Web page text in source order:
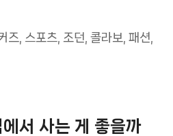
즈 스포츠 조던 ,콜라보 ,패션
서 사는 게 좋을까